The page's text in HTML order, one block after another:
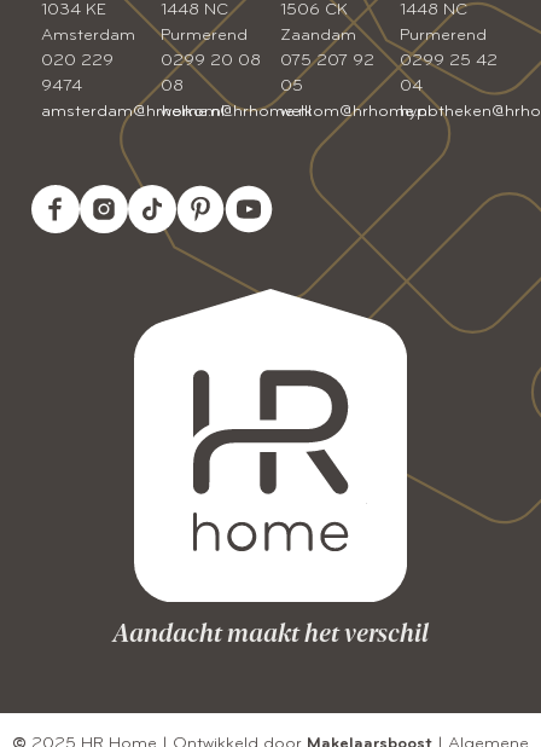
1034 KE
Amsterdam
020 229
9474
amsterdam@hrhome.nl
1448 NC
Purmerend
0299 20 08
08
welkom@hrhome.nl
1506 CK
Zaandam
075 207 92
05
welkom@hrhome.nl
1448 NC
Purmerend
0299 25 42
04
Aandacht maakt het verschil